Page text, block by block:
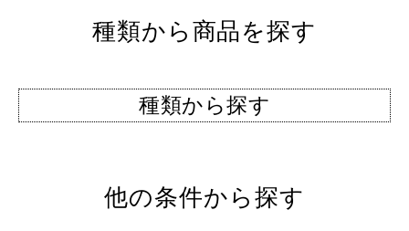
種類から商品を探す
種類から探す
他の条件から探す